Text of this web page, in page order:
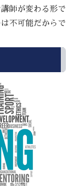
師が変わる形で
不可能だからで